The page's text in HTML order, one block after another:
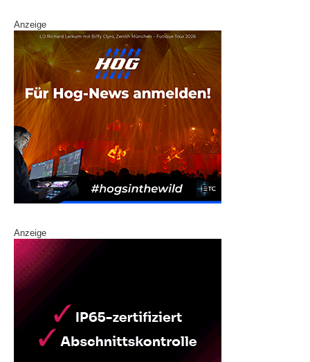
Anzeige
Anzeige